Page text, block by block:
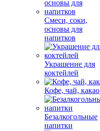
Смеси, соки,
основы для
напитков
Украшение для
коктейлей
Кофе, чай, какао
Безалкогольные
напитки